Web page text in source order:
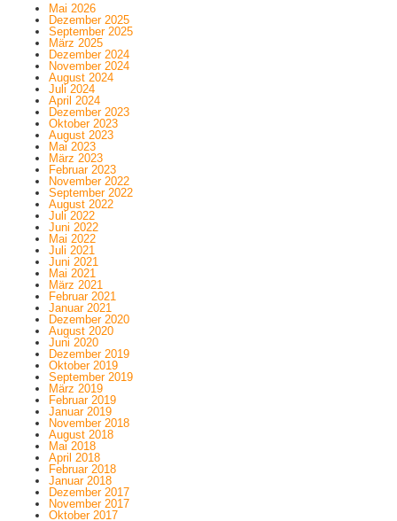
Mai 2026
Dezember 2025
September 2025
März 2025
Dezember 2024
November 2024
August 2024
Juli 2024
April 2024
Dezember 2023
Oktober 2023
August 2023
Mai 2023
März 2023
Februar 2023
November 2022
September 2022
August 2022
Juli 2022
Juni 2022
Mai 2022
Juli 2021
Juni 2021
Mai 2021
März 2021
Februar 2021
Januar 2021
Dezember 2020
August 2020
Juni 2020
Dezember 2019
Oktober 2019
September 2019
März 2019
Februar 2019
Januar 2019
November 2018
August 2018
Mai 2018
April 2018
Februar 2018
Januar 2018
Dezember 2017
November 2017
Oktober 2017